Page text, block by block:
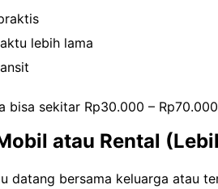
lebih lama
bisa sekitar Rp30.000 –
atau Rental
datang bersama keluarga atau